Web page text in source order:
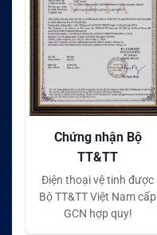
Chứng nhận Bộ
TT&TT
Điện thoại vệ tinh được
Bộ TT&TT Việt Nam cấp
GCN hợp quy!